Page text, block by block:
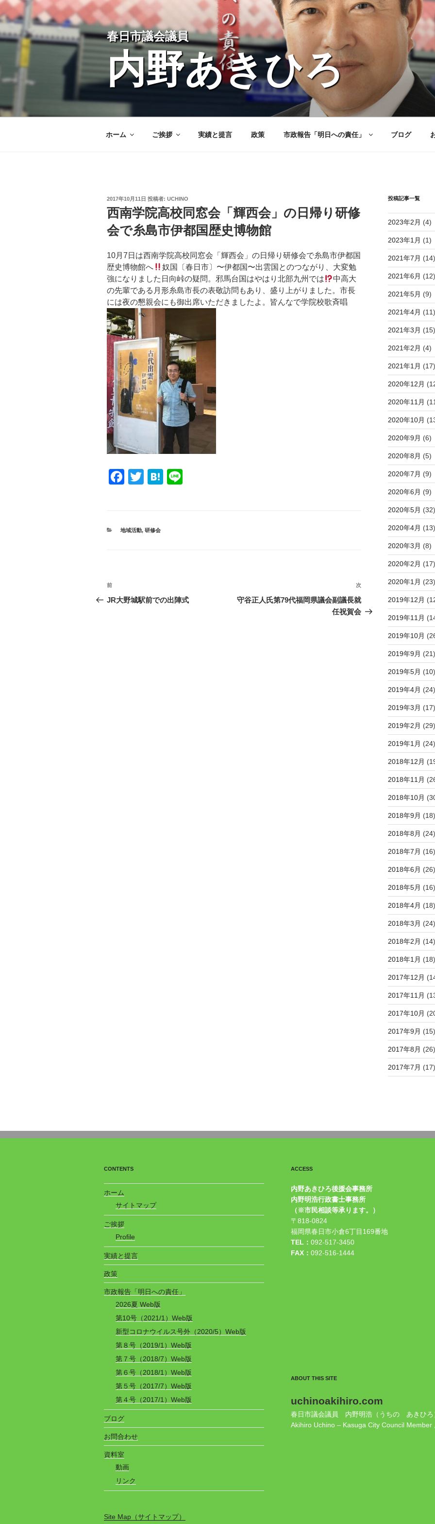
コ
ン
ン
プ
春日市議会議員
内野あきひろ
ホーム ご挨拶 実績と提言 政策 市政報告「明日への責任」 ブログ
投
稿
日:
2017年10月11日 投稿者: UCHINO
西南学院高校同窓会「輝西会」の日帰り研修
会で糸島市伊都国歴史博物館
10月7日は西南学院高校同窓会「輝西会」の日帰り研修会で糸島市伊都国
歴史博物館へ
奴国〔春日市〕〜伊都国〜出雲国とのつながり、大変勉
強になりました 日向峠の疑問。邪馬台国はやはり北部九州では
中高大
の先輩である月形糸島市長の表敬訪問もあり、盛り上がりました。市長
には夜の懇親会にも御出席いただきましたよ。皆んなで学院校歌斉唱
F
e
b
T
er
H
カ
地域活動, 研修会
投
稿
過
去
前
JR大野城駅前での出陣式
次
の
投
次
守谷正人氏第79代福岡県議会副議長就
任祝賀会
投稿記事一覧
2023年2月 (4)
2023年1月 (1)
2021年7月 (14)
2021年6月 (12)
2021年5月 (9)
2021年4月 (11)
2021年3月 (15)
2021年2月 (4)
2021年1月 (17)
2020年12月
2020年11月
2020年10月
2020年9月 (6)
2020年8月 (5)
2020年7月 (9)
2020年6月 (9)
2020年5月 (32)
2020年4月 (13)
2020年3月 (8)
2020年2月 (17)
2020年1月 (23)
2019年12月
2019年11月
2019年10月
2019年9月 (21)
2019年5月 (10)
2019年4月 (24)
2019年3月 (17)
2019年2月 (29)
2019年1月 (24)
2018年12月
2018年11月
2018年10月
2018年9月 (18)
2018年8月 (24)
2018年7月 (16)
2018年6月 (26)
2018年5月 (16)
2018年4月 (18)
2018年3月 (24)
2018年2月 (14)
2018年1月 (18)
2017年12月
2017年11月
2017年10月
2017年9月 (15)
2017年8月 (26)
2017年7月 (17)
CONTENTS
ホーム
サイトマップ
ご挨拶
Profile
実績と提言
政策
市政報告「明日への責任」
2026夏 Web版
第10号（2021/1）Web版
新型コロナウイルス号外（2020/5）Web版
第８号（2019/1）Web版
第７号（2018/7）Web版
第６号（2018/1）Web版
第５号（2017/7）Web版
第４号（2017/1）Web版
ブログ
お問合わせ
資料室
動画
リンク
Site Map（サイトマップ）
ACCESS
内野あきひろ後援会事務所
内野明浩行政書士事務所
（※市民相談等承ります。）
〒818-0824
福岡県春日市小倉6丁目169番地
TEL： 092-517-3450
FAX： 092-516-1444
ABOUT THIS SITE
uchinoakihiro.com
春日市議会議員 内野明浩（うちの あきひろ
Akihiro Uchino – Kasuga City Council Member